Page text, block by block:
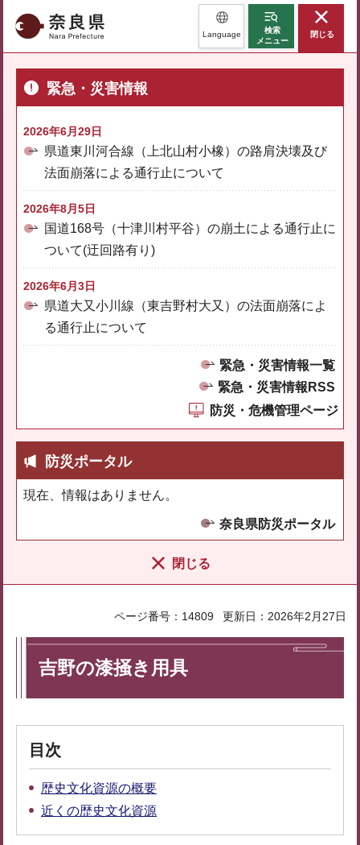
奈良県 Language
検索
メニュー
閉じる
緊急・災害情報
2026年6月29日
県道東川河合線（上北山村小橡）の路肩決壊及び
法面崩落による通行止について
2026年8月5日
国道168号（十津川村平谷）の崩土による通行止に
ついて(迂回路有り)
2026年6月3日
県道大又小川線（東吉野村大又）の法面崩落によ
る通行止について
緊急・災害情報一覧
緊急・災害情報RSS
防災・危機管理ページ
防災ポータル
現在、情報はありません。
奈良県防災ポータル
閉じる
ページ番号：14809 更新日：2026年2月27日
吉野の漆掻き用具
目次
歴史文化資源の概要
近くの歴史文化資源